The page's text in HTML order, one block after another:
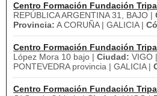
Centro Formación Fundación
REPÚBLICA ARGENTINA 31, BAJO |
Provincia: A CORUÑA | GALICIA |
Centro Formación Fundación
López Mora 10 bajo | Ciudad: VIGO |
PONTEVEDRA provincia | GALICIA |
Centro Formación Fundación